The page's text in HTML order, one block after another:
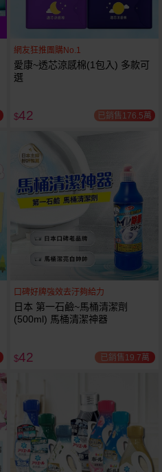
網友狂推團購No.1
愛康~透芯涼感棉(1包入) 多款可
選
$42 已銷售176.5萬
口碑好牌強效去汙夠給力
日本 第一石鹼~馬桶清潔劑
(500ml) 馬桶清潔神器
$42 已銷售19.7萬